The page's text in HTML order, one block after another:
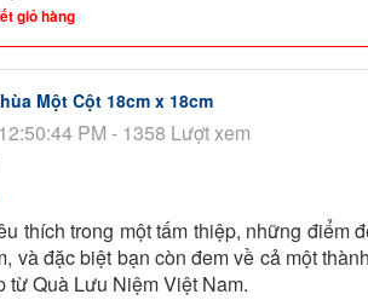
giỏ hàng
Một Cột 18cm x 18cm
PM - 1358 Lượt xem
thích trong một tấm thiệp, những điểm
và đặc biệt bạn còn đem về cả một
từ Quà Lưu Niệm Việt Nam.